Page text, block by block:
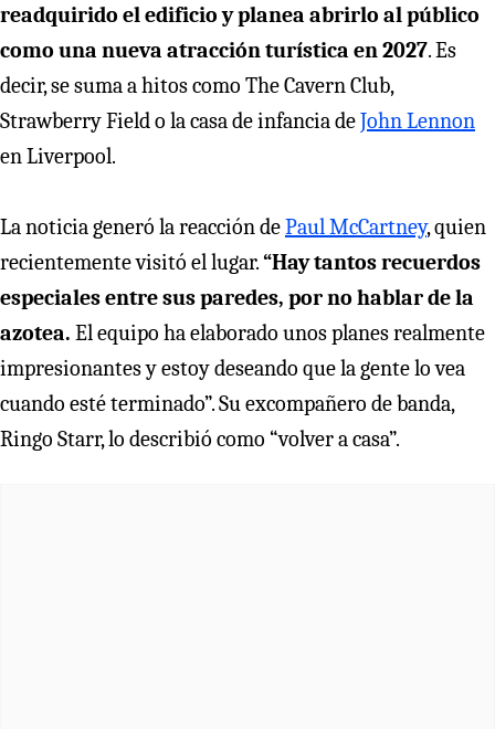
readquirido el edificio y planea abrirlo al público
como una nueva atracción turística en 2027. Es
decir, se suma a hitos como The Cavern Club,
Strawberry Field o la casa de infancia deJohn Lennon
en Liverpool.
La noticia generó la reacción dePaul McCartney, quien
recientemente visitó el lugar.“Hay tantos recuerdos
especiales entre sus paredes, por no hablar de la
azotea. El equipo ha elaborado unos planes realmente
impresionantes y estoy deseando que la gente lo vea
cuando esté terminado”. Su excompañero de banda,
Ringo Starr, lo describió como “volver a casa”.